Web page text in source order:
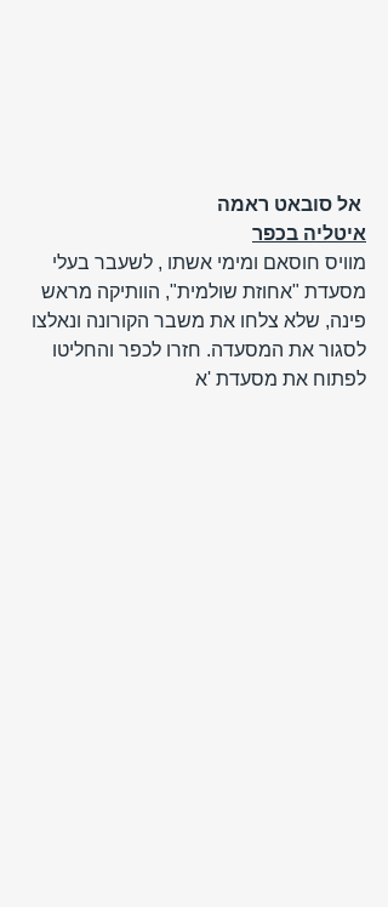
איטליה בכפר
מוויס חוסאם ומימי אשתו , לשעבר בעלי
מסעדת "אחוזת שולמית", הוותיקה מראש
פינה, שלא צלחו את משבר הקורונה ונאלצו
לסגור את המסעדה. חזרו לכפר והחליטו
לפתוח את מסעדת 'א